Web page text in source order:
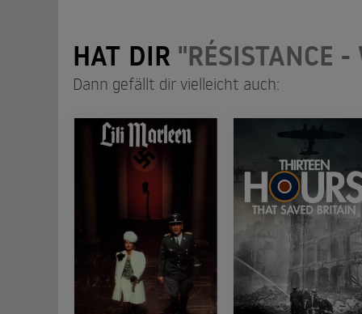
HAT DIR "RÉSISTANCE
Dann gefällt dir vielleicht auch: